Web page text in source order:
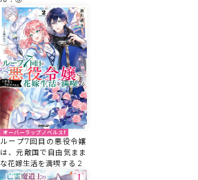
オーバーラップノベルスf
ループ7回目の悪役令嬢
は、元敵国で自由気まま
な花嫁生活を満喫する 2